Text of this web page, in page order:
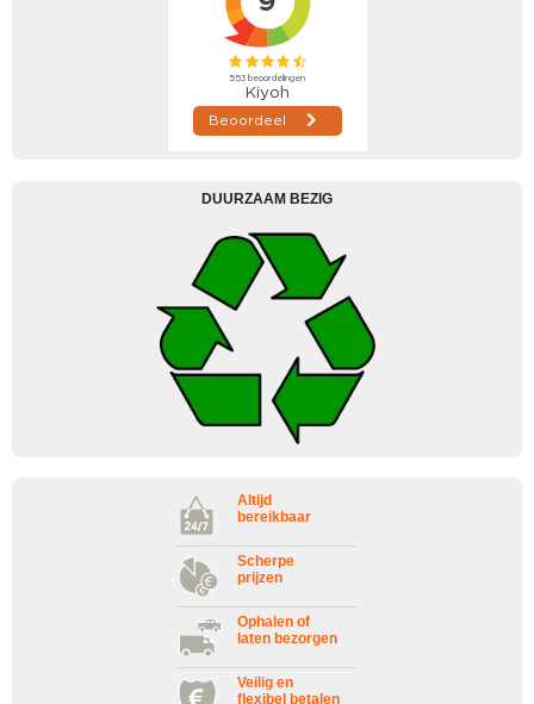
DUURZAAM BEZIG
Altijd
bereikbaar
Scherpe
prijzen
Ophalen of
laten bezorgen
Veilig en
flexibel betalen